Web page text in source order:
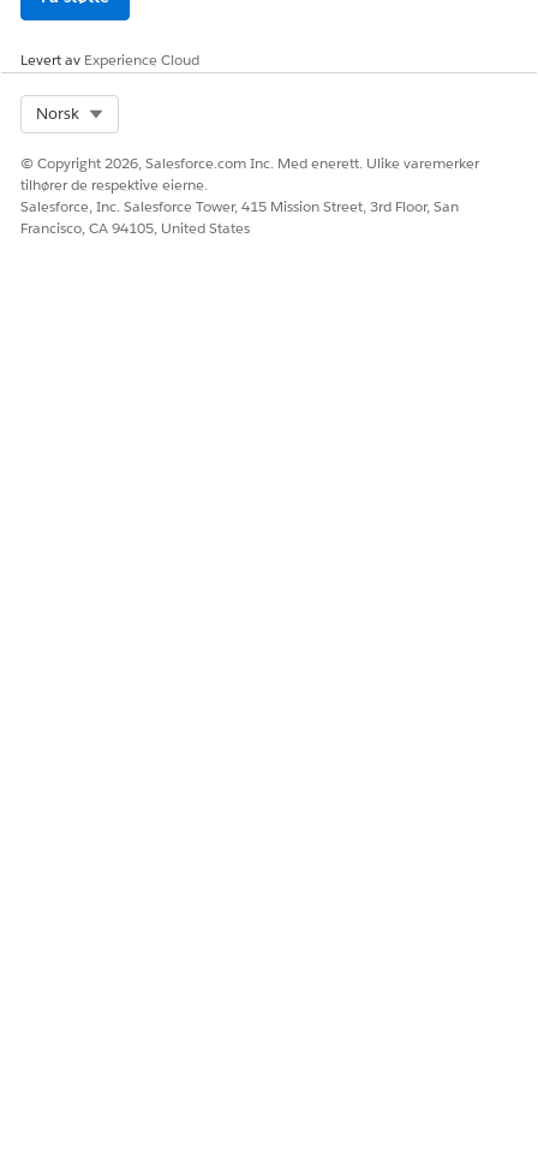
Med Forbedret datamodell kan du utføre avanserte
handlinger under offline besøk, som offline bestilling,
perfekt pris og opprettelse av ad hoc-besøk, basert på
områder. Du kan også utføre segmentering av flere
markeder med harmoniserte overordnede data og
og bygge prosesser og hierarkier.
Levert av Experience Cloud
Norsk
© Copyright 2026, Salesforce.com Inc. Med enerett. Ulike varemerker
tilhører de respektive eierne.
Salesforce, Inc. Salesforce Tower, 415 Mission Street, 3rd Floor, San
Francisco, CA 94105, United States